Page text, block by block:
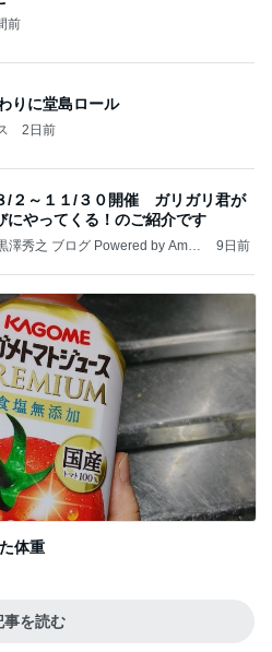
前
りに堂島ロール
2日前
/２～１１/３０開催 ガリガリ君が
にやってくる！のご紹介です
澤秀之 ブログ Powered by Ameb
9日前
体重
事を読む